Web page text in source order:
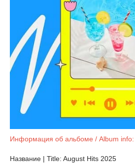
Информация об альбоме / Album info:
Название | Title: August Hits 2025